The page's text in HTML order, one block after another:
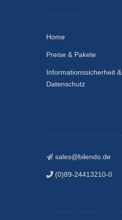
Home
Preise & Pakete
Informationssicherheit &
Datenschutz
sales@bilendo.de
(0)89-24413210-0